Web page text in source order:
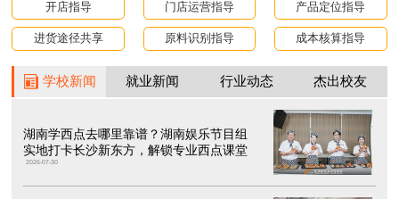
开店指导 门店运营指导 产品定位指导
进货途径共享 原料识别指导 成本核算指导
学校新闻 就业新闻 行业动态 杰出校友
湖南学西点去哪里靠谱？湖南娱乐节目组
实地打卡长沙新东方，解锁专业西点课堂
2026-07-30